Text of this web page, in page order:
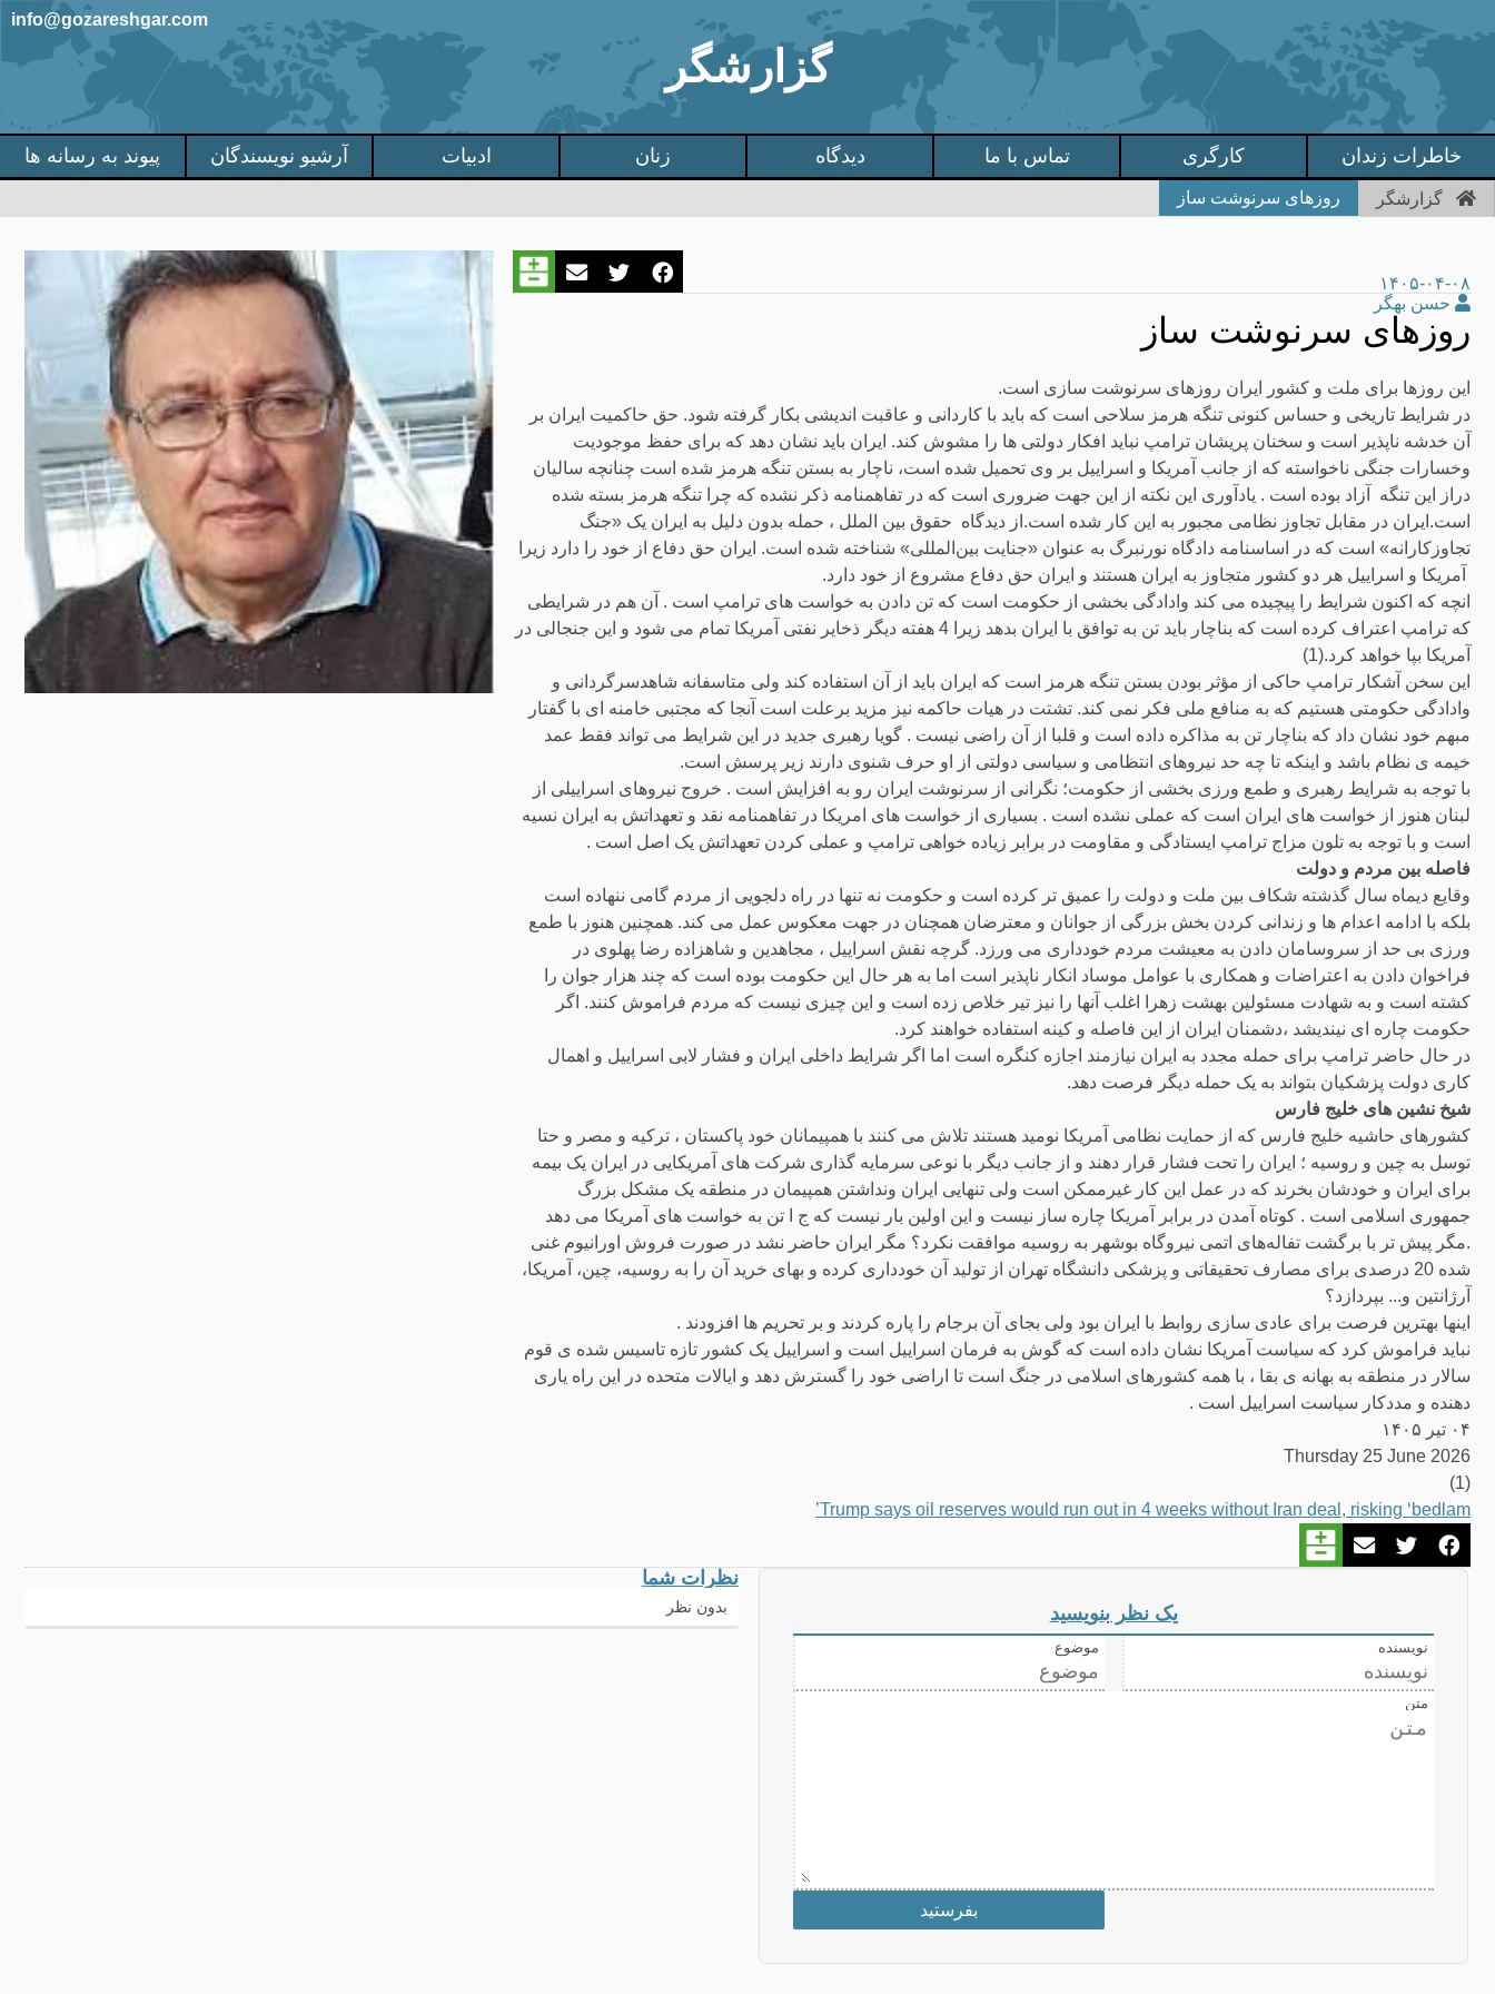
گزارشگر
info@gozareshgar.com
خاطرات زندان کارگری تماس با ما دیدگاه زنان ادبیات آرشیو نویسندگان پیوند به رسانه ها
گزارشگر روزهای سرنوشت ساز
۱۴۰۵-۰۴-۰۸
حسن بهگر
روزهای سرنوشت ساز
این روزها برای ملت و کشور ایران روزهای سرنوشت سازی است.
در شرایط تاریخی و حساس کنونی تنگه هرمز سلاحی است که باید با کاردانی و عاقبت اندیشی بکار گرفته شود. حق حاکمیت ایران بر
آن خدشه ناپذیر است و سخنان پریشان ترامپ نباید افکار دولتی ها را مشوش کند. ایران باید نشان دهد که برای حفظ موجودیت
وخسارات جنگی ناخواسته که از جانب آمریکا و اسراییل بر وی تحمیل شده است، ناچار به بستن تنگه هرمز شده است چنانچه سالیان
دراز این تنگه آزاد بوده است . یادآوری این نکته از این جهت ضروری است که در تفاهمنامه ذکر نشده که چرا تنگه هرمز بسته شده
است.ایران در مقابل تجاوز نظامی مجبور به این کار شده است.از دیدگاه حقوق بین الملل ، حمله بدون دلیل به ایران یک «جنگ
تجاوزکارانه» است که در اساسنامه دادگاه نورنبرگ به عنوان «جنایت بین‌المللی» شناخته شده است. ایران حق دفاع از خود را دارد زیرا
آمریکا و اسراییل هر دو کشور متجاوز به ایران هستند و ایران حق دفاع مشروع از خود دارد.
انچه که اکنون شرایط را پیچیده می کند وادادگی بخشی از حکومت است که تن دادن به خواست های ترامپ است . آن هم در شرایطی
که ترامپ اعتراف کرده است که بناچار باید تن به توافق با ایران بدهد زیرا 4 هفته دیگر ذخایر نفتی آمریکا تمام می شود و این جنجالی در
آمریکا بپا خواهد کرد.(1)
این سخن آشکار ترامپ حاکی از مؤثر بودن بستن تنگه هرمز است که ایران باید از آن استفاده کند ولی متاسفانه شاهدسرگردانی و
وادادگی حکومتی هستیم که به منافع ملی فکر نمی کند. تشتت در هیات حاکمه نیز مزید برعلت است آنجا که مجتبی خامنه ای با گفتار
مبهم خود نشان داد که بناچار تن به مذاکره داده است و قلبا از آن راضی نیست . گویا رهبری جدید در این شرایط می تواند فقط عمد
خیمه ی نظام باشد و اینکه تا چه حد نیروهای انتظامی و سیاسی دولتی از او حرف شنوی دارند زیر پرسش است.
با توجه به شرایط رهبری و طمع ورزی بخشی از حکومت؛ نگرانی از سرنوشت ایران رو به افزایش است . خروج نیروهای اسراییلی از
لبنان هنوز از خواست های ایران است که عملی نشده است . بسیاری از خواست های امریکا در تفاهمنامه نقد و تعهداتش به ایران نسیه
است و با توجه به تلون مزاج ترامپ ایستادگی و مقاومت در برابر زیاده خواهی ترامپ و عملی کردن تعهداتش یک اصل است .
فاصله بین مردم و دولت
وقایع دیماه سال گذشته شکاف بین ملت و دولت را عمیق تر کرده است و حکومت نه تنها در راه دلجویی از مردم گامی ننهاده است
بلکه با ادامه اعدام ها و زندانی کردن بخش بزرگی از جوانان و معترضان همچنان در جهت معکوس عمل می کند. همچنین هنوز با طمع
ورزی بی حد از سروسامان دادن به معیشت مردم خودداری می ورزد. گرچه نقش اسراییل ، مجاهدین و شاهزاده رضا پهلوی در
فراخوان دادن به اعتراضات و همکاری با عوامل موساد انکار ناپذیر است اما به هر حال این حکومت بوده است که چند هزار جوان را
کشته است و به شهادت مسئولین بهشت زهرا اغلب آنها را نیز تیر خلاص زده است و این چیزی نیست که مردم فراموش کنند. اگر
حکومت چاره ای نیندیشد ،دشمنان ایران از این فاصله و کینه استفاده خواهند کرد.
در حال حاضر ترامپ برای حمله مجدد به ایران نیازمند اجازه کنگره است اما اگر شرایط داخلی ایران و فشار لابی اسراییل و اهمال
کاری دولت پزشکیان بتواند به یک حمله دیگر فرصت دهد.
شیخ نشین های خلیج فارس
کشورهای حاشیه خلیج فارس که از حمایت نظامی آمریکا نومید هستند تلاش می کنند با همپیمانان خود پاکستان ، ترکیه و مصر و حتا
توسل به چین و روسیه ؛ ایران را تحت فشار قرار دهند و از جانب دیگر با نوعی سرمایه گذاری شرکت های آمریکایی در ایران یک بیمه
برای ایران و خودشان بخرند که در عمل این کار غیرممکن است ولی تنهایی ایران ونداشتن همپیمان در منطقه یک مشکل بزرگ
جمهوری اسلامی است . کوتاه آمدن در برابر آمریکا چاره ساز نیست و این اولین بار نیست که ج ا تن به خواست های آمریکا می دهد
.مگر پیش تر با برگشت تفاله‌های اتمی نیروگاه بوشهر به روسیه موافقت نکرد؟ مگر ایران حاضر نشد در صورت فروش اورانیوم غنی
شده 20 درصدی برای مصارف تحقیقاتی و پزشکی دانشگاه تهران از تولید آن خودداری کرده و بهای خرید آن را به روسیه، چین، آمریکا،
آرژانتین و... بپردازد؟
اینها بهترین فرصت برای عادی سازی روابط با ایران بود ولی بجای آن برجام را پاره کردند و بر تحریم ها افزودند .
نباید فراموش کرد که سیاست آمریکا نشان داده است که گوش به فرمان اسراییل است و اسراییل یک کشور تازه تاسیس شده ی قوم
سالار در منطقه به بهانه ی بقا ، با همه کشورهای اسلامی در جنگ است تا اراضی خود را گسترش دهد و ایالات متحده در این راه یاری
دهنده و مددکار سیاست اسراییل است .
۰۴ تير ۱۴۰۵
Thursday 25 June 2026
(1)
Trump says oil reserves would run out in 4 weeks without Iran deal, risking ‘bedlam’
یک نظر بنویسید
نویسنده موضوع
متن
نظرات شما
بدون نظر